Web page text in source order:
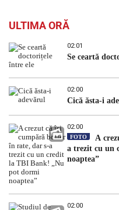
ULTIMA ORĂ
02:01
Se ceartă
02:00
Cică ăsta-i
02:00
FOTO
A
a trezit cu un
noaptea”
02:00